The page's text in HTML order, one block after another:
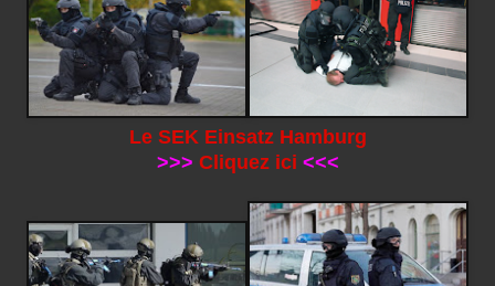
Le SEK Einsatz Hamburg
>>> Cliquez ici <<<